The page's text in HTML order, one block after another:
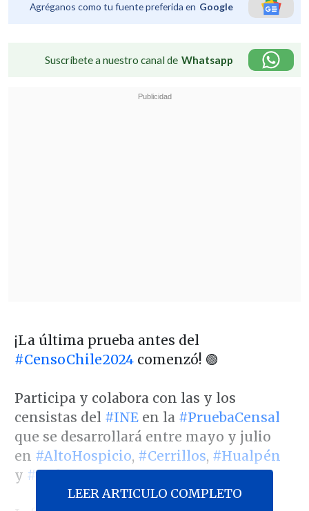
Agréganos como tu fuente preferida en Google
Suscríbete a nuestro canal de Whatsapp
¡La última prueba antes del
#CensoChile2024comenzó! 🟢
Participa y colabora con las y los
censistas del #INEen la #PruebaCensal
que se desarrollará entre mayo y julio
en #AltoHospicio, #Cerrillos, #Hualpén
y #PadreLasCasas.
LEER ARTICULO COMPLETO